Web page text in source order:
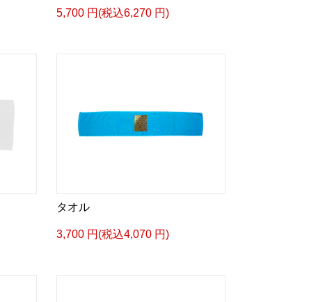
5,700 円(税込6,270 円)
タオル
3,700 円(税込4,070 円)